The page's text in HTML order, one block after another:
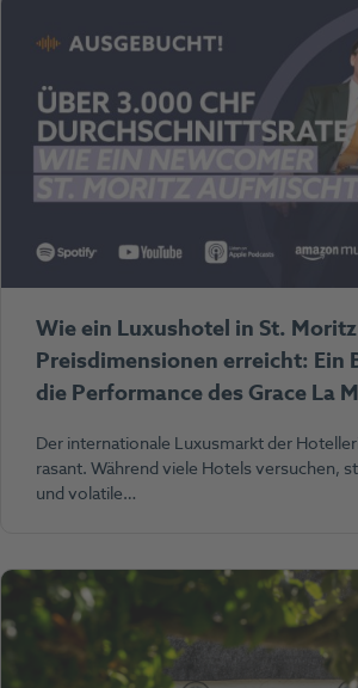
Wie ein Luxushotel in St.
Preisdimensionen erreicht: Ein
die Performance des Grace La
Der internationale Luxusmarkt der
rasant. Während viele Hotels versuchen,
und volatile…